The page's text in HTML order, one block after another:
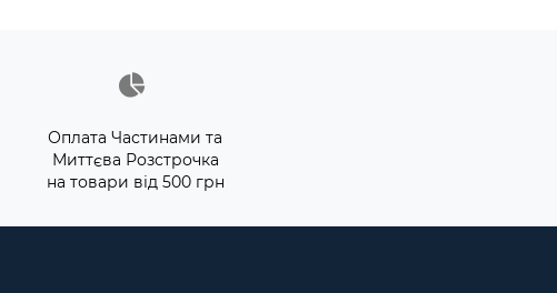
Оплата Частинами та
Миттєва Розстрочка
на товари від 500 грн